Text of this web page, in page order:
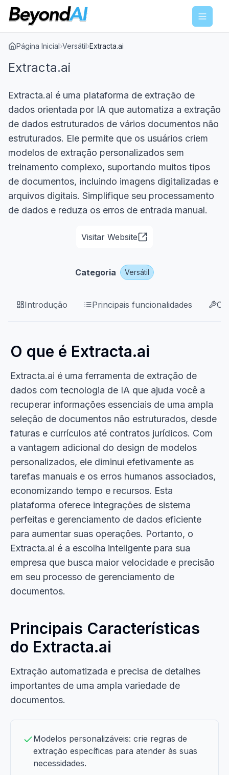
Menu
Página Inicial›Versátil›Extracta.ai
Extracta.ai
Extracta.ai é uma plataforma de extração de
dados orientada por IA que automatiza a extração
de dados estruturados de vários documentos não
estruturados. Ele permite que os usuários criem
modelos de extração personalizados sem
treinamento complexo, suportando muitos tipos
de documentos, incluindo imagens digitalizadas e
arquivos digitais. Simplifique seu processamento
de dados e reduza os erros de entrada manual.
Visitar Website
Categoria Versátil
Introdução Principais funcionalidades
O que é Extracta.ai
Extracta.ai é uma ferramenta de extração de
dados com tecnologia de IA que ajuda você a
recuperar informações essenciais de uma ampla
seleção de documentos não estruturados, desde
faturas e currículos até contratos jurídicos. Com
a vantagem adicional do design de modelos
personalizados, ele diminui efetivamente as
tarefas manuais e os erros humanos associados,
economizando tempo e recursos. Esta
plataforma oferece integrações de sistema
perfeitas e gerenciamento de dados eficiente
para aumentar suas operações. Portanto, o
Extracta.ai é a escolha inteligente para sua
empresa que busca maior velocidade e precisão
em seu processo de gerenciamento de
documentos.
Principais Características
do Extracta.ai
Extração automatizada e precisa de detalhes
importantes de uma ampla variedade de
documentos.
Modelos personalizáveis: crie regras de
extração específicas para atender às suas
necessidades.